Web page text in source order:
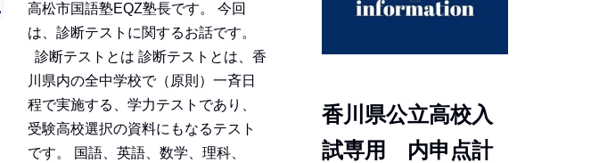
高松市国語塾EQZ塾長です。 今回
は、診断テストに関するお話です。
診断テストとは 診断テストとは、香
川県内の全中学校で（原則）一斉日
程で実施する、学力テストであり、
受験高校選択の資料にもなるテスト
です。 国語、英語、数学、理科、
香川県公立高校入
試専用 内申点計